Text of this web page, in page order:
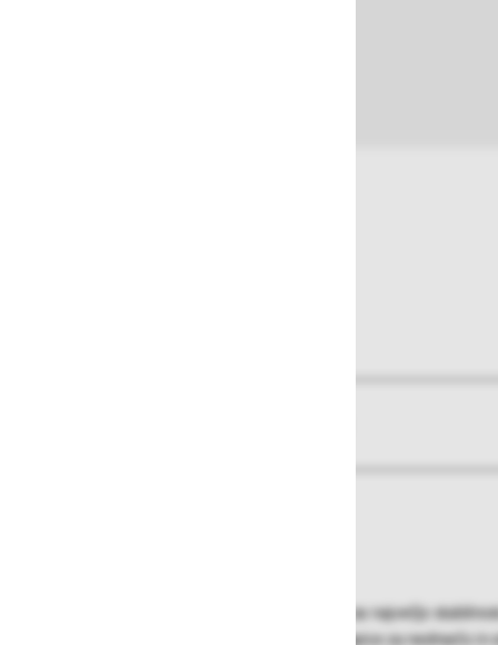
- Stranici in klini iz aluminijastih profilov za največjo
- Zamenljive 2-komponentne plastične kapice za nedrsečo in